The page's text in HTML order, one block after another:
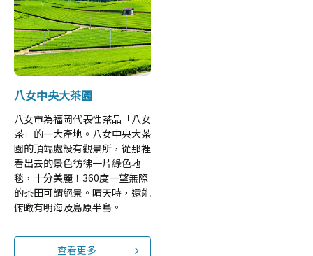
八女中央大茶園
八女市為福岡代表性茶品「八女
茶」的一大產地。八女中央大茶
園的頂端處設有觀景所，從那裡
看出去的景色彷彿一片綠色地
毯，十分美麗！360度一望無際
的茶田可謂絕景。晴天時，還能
俯瞰有明海及島原半島。
查看更多